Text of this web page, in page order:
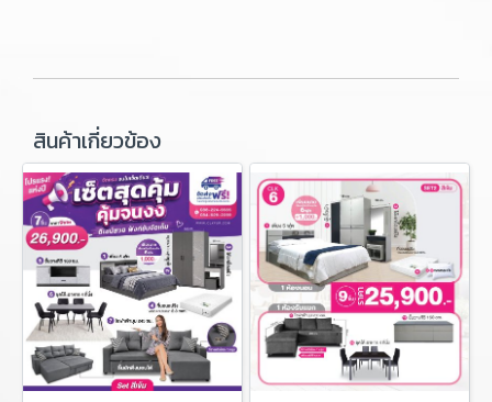
สินค้าเกี่ยวข้อง